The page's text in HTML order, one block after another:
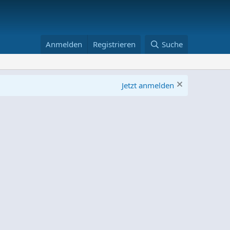
Anmelden Registrieren Suche
Jetzt anmelden